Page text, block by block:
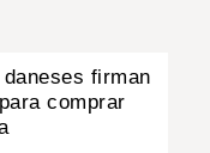
firman
comprar